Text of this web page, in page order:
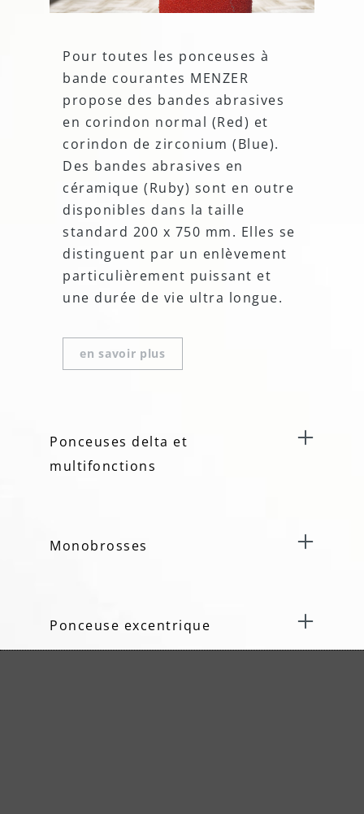
Pour toutes les ponceuses à
bande courantes MENZER
propose des bandes abrasives
en corindon normal (Red) et
corindon de zirconium (Blue).
Des bandes abrasives en
céramique (Ruby) sont en outre
disponibles dans la taille
standard 200 x 750 mm. Elles se
distinguent par un enlèvement
particulièrement puissant et
une durée de vie ultra longue.
en savoir plus
Ponceuses delta et
multifonctions
Monobrosses
Ponceuse excentrique